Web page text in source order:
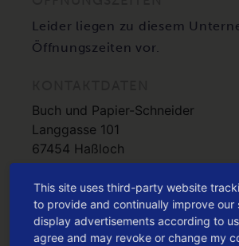
Leider liegen zu diesem
Öffnungszeiten vor.
Buch und Papier-Schneider
Langgasse 101
67454 Haßloch
HIER KANNST DU DEN DEIN
UTSCHEIN
EINLÖSEN
This site uses third-party website
to provide and continually improve our
display advertisements according to
agree and may revoke or change my